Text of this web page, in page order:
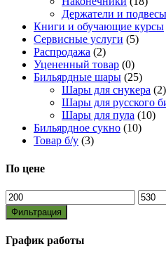
Держатели и
Книги и обучающие курсы
Сервисные услуги (5)
Распродажа (2)
Уцененный товар (0)
Бильярдные шары (25)
Шары для снукера (2)
Шары для русского
Шары для пула (10)
Бильярдное сукно (10)
Товар б/у (3)
По цене
Минимальная
цена
цена
Фильтрация
График работы